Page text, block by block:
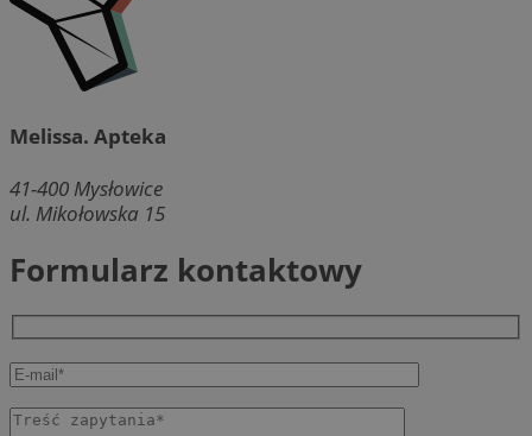
Melissa. Apteka
41-400 Mysłowice
ul. Mikołowska 15
Formularz kontaktowy